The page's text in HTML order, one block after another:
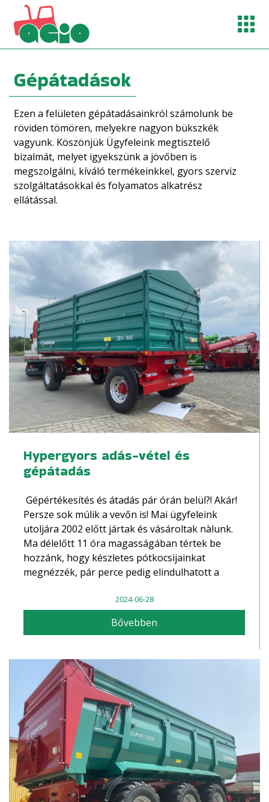
+ 36 74 410 129
+ 36 30 226 2777
+ 36 30 226 2555
RÓLUNK
TERMÉKEINK
HÍREK
MÁRKÁINK
AKCIÓK
FINANSZÍROZÁS
KAPCSOLAT
Gépátadások
Ezen a felületen gépátadásainkról számolunk be
röviden tömören, melyekre nagyon bükszkék
vagyunk. Köszönjük Ügyfeleink megtisztelő
bizalmát, melyet igyekszünk a jövőben is
megszolgálni, kíváló termékeinkkel, gyors szerviz
szolgáltatásokkal és folyamatos alkatrész
ellátással.
Hypergyors adás-vétel és
gépátadás
Gépértékesítés és átadás pár órán belül?! Akár!
Persze sok múlik a vevőn is! Mai ügyfeleink
utoljára 2002 előtt jártak és vásároltak nàlunk.
Ma délelőtt 11 óra magasságában tértek be
hozzánk, hogy készletes pótkocsijainkat
megnézzék, pár perce pedig elindulhatott a
Mindeközben az átutalás és kötelezőbiztosítás
megkötése is megtörtént, így a mai napon
forgalomba is kerülhet a pótkocsi. Reméljük
gépátadást követően, mint amennyire
számunkra megtiszteltetés, hogy minket
választott! Mégegyszer köszönjük a bizalmat!
2024-06-28
Bővebben